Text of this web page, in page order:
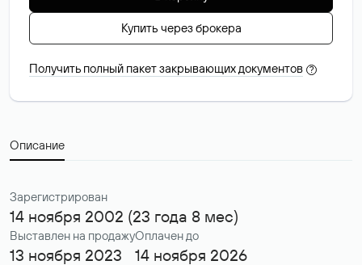
Купить через брокера
Получить полный пакет закрывающих документов ?
Описание
Зарегистрирован
14 ноября 2002 (23 года 8 мес)
Выставлен на продажу
13 ноября 2023
Оплачен до
14 ноября 2026